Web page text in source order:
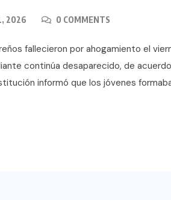
2026 0 COMMENTS
fallecieron por ahogamiento el
continúa desaparecido, de
informó que los jóvenes